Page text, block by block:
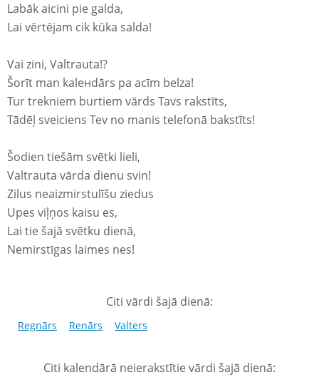
Labāk aicini pie galda,
Lai vērtējam cik kūka salda!
Vai zini, Valtrauta!?
Šorīt man kaleнdārs pa acīm belza!
Tur trekniem burtiem vārds Tavs rakstīts,
Tādēļ sveiciens Tev no manis telefonā bakstīts!
Šodien tiešām svētki lieli,
Valtrauta vārda dienu svin!
Zilus neaizmirstulīšu ziedus
Upes viļņos kaisu es,
Lai tie šajā svētku dienā,
Nemirstīgas laimes nes!
Citi vārdi šajā dienā:
Regnārs Renārs Valters
Citi kalendārā neierakstītie vārdi šajā dienā: